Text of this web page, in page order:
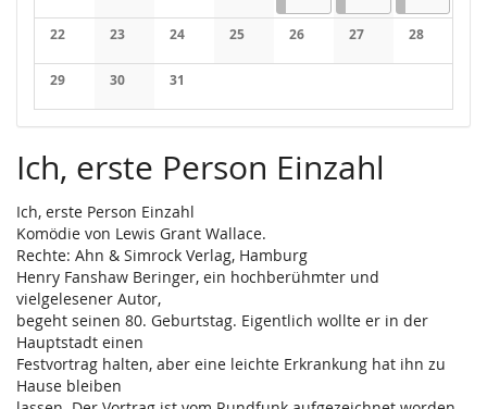
Keine Veranstaltungen
Keine Veranstaltungen
Keine Veranstaltungen
Keine Veranstaltungen
22
Keine Veranstaltungen
23
Keine Veranstaltungen
24
Keine Veranstaltungen
25
Keine Veranstaltungen
26
Keine Veranstaltungen
27
Keine
28
Keine
29
Keine Veranstaltungen
30
Keine Veranstaltungen
31
Keine Veranstaltungen
Ich, erste Person Einzahl
Ich, erste Person Einzahl
Komödie von Lewis Grant Wallace.
Rechte: Ahn & Simrock Verlag, Hamburg
Henry Fanshaw Beringer, ein hochberühmter und
vielgelesener Autor,
begeht seinen 80. Geburtstag. Eigentlich wollte er in der
Hauptstadt einen
Festvortrag halten, aber eine leichte Erkrankung hat ihn zu
Hause bleiben